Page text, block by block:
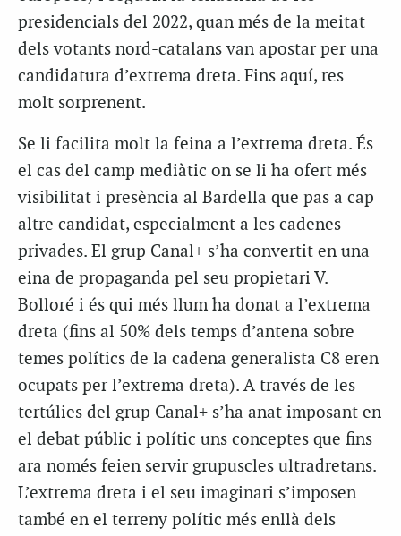
presidencials del 2022, quan més de la meitat
dels votants nord-catalans van apostar per una
candidatura d’extrema dreta. Fins aquí, res
molt sorprenent.
Se li facilita molt la feina a l’extrema dreta. És
el cas del camp mediàtic on se li ha ofert més
visibilitat i presència al Bardella que pas a cap
altre candidat, especialment a les cadenes
privades. El grup Canal+ s’ha convertit en una
eina de propaganda pel seu propietari V.
Bolloré i és qui més llum ha donat a l’extrema
dreta (fins al 50% dels temps d’antena sobre
temes polítics de la cadena generalista C8 eren
ocupats per l’extrema dreta). A través de les
tertúlies del grup Canal+ s’ha anat imposant en
el debat públic i polític uns conceptes que fins
ara només feien servir grupuscles ultradretans.
L’extrema dreta i el seu imaginari s’imposen
també en el terreny polític més enllà dels